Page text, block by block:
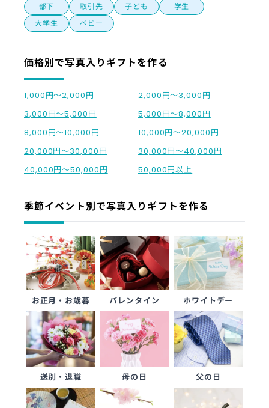
部下
取引先 子ども
学生
大学生
ベビー
価格別で写真入りギフトを作る
1,000円〜2,000円
2,000円〜3,000円
3,000円〜5,000円
5,000円〜8,000円
8,000円〜10,000円
10,000円〜20,000円
20,000円〜30,000円
30,000円〜40,000円
40,000円〜50,000円
50,000円以上
季節イベント別で写真入りギフトを作る
お正月・お歳暮 バレンタイン ホワイトデー
送別・退職 母の日 父の日